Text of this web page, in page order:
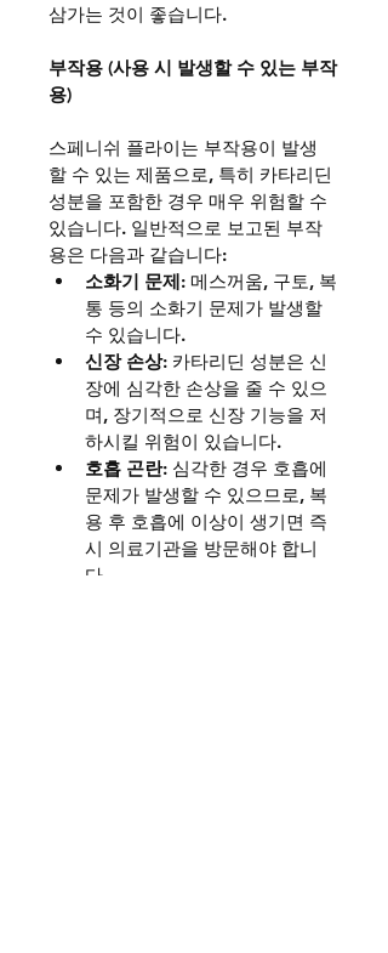
삼가는 것이 좋습니다.
부작용 (사용 시 발생할 수 있는 부작
용)
스페니쉬 플라이는 부작용이 발생
할 수 있는 제품으로, 특히 카타리딘
성분을 포함한 경우 매우 위험할 수
있습니다. 일반적으로 보고된 부작
용은 다음과 같습니다:
소화기 문제: 메스꺼움, 구토, 복
통 등의 소화기 문제가 발생할
수 있습니다.
신장 손상: 카타리딘 성분은 신
장에 심각한 손상을 줄 수 있으
며, 장기적으로 신장 기능을 저
하시킬 위험이 있습니다.
호흡 곤란: 심각한 경우 호흡에
문제가 발생할 수 있으므로, 복
용 후 호흡에 이상이 생기면 즉
시 의료기관을 방문해야 합니
다.